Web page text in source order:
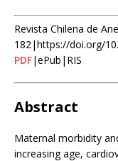
Revista Chilena de
182|https://doi.org/
PDF|ePub|RIS
Abstract
Maternal morbidity
increasing age,